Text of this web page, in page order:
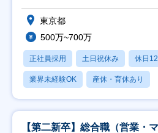
東京都
500万~700万
正社員採用 土日祝休み 休日
業界未経験OK 産休・育休あり
【第二新卒】総合職（営業・